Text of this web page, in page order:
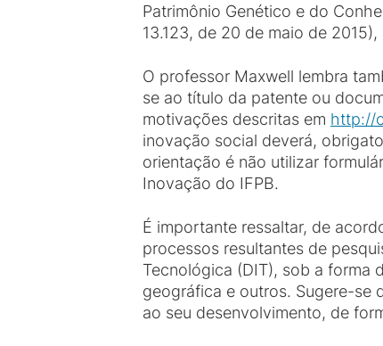
Patrimônio Genético e do
13.123, de 20 de maio de
O professor Maxwell lembra
se ao título da patente ou
motivações descritas em http://
inovação social deverá,
orientação é não utilizar
Inovação do IFPB.
É importante ressaltar, de
processos resultantes de
Tecnológica (DIT), sob a forma
geográfica e outros. Sugere-se
ao seu desenvolvimento, de